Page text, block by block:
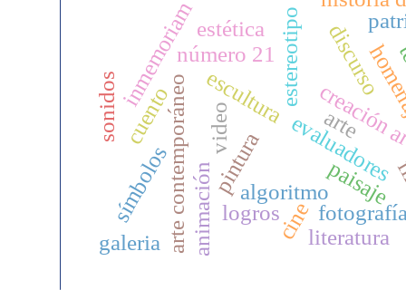
evaluadores
arte
paisaje
video
escultura
pintura
discurso
estereotipo
algoritmo
arte contemporáneo
inmemoriamnúmero 21
estética
cine
animación
símbolos
sonidos
logros
cuento
literatura
galeria